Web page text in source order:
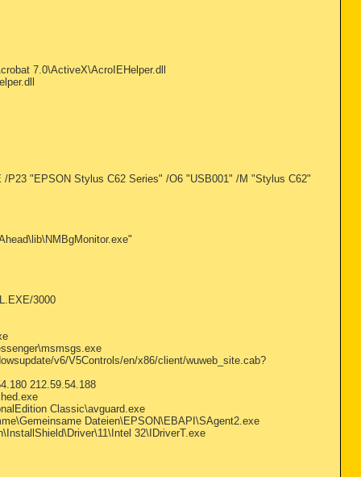
7.0\ActiveX\AcroIEHelper.dll
"EPSON Stylus C62 Series" /O6 "USB001" /M "Stylus C62"
3000
v6/V5Controls/en/x86/client/wuweb_site.cab?
212.59.54.188
Classic\avguard.exe
Dateien\EPSON\EBAPI\SAgent2.exe
32\IDriverT.exe